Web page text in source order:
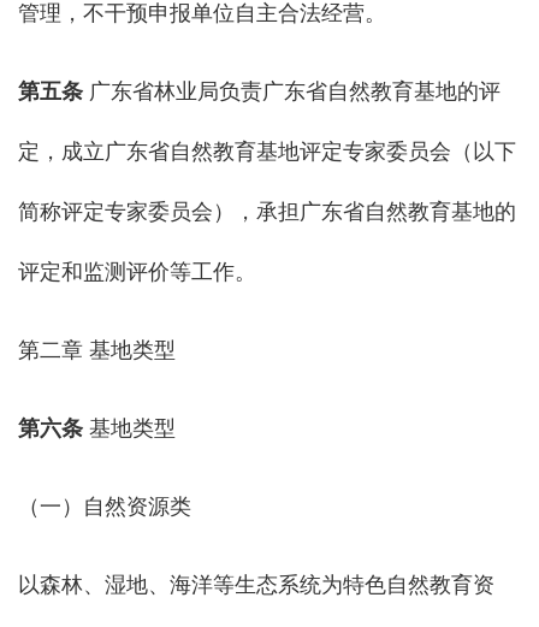
管理，不干预申报单位自主合法经营。
第五条 广东省林业局负责广东省自然教育基地的评
定，成立广东省自然教育基地评定专家委员会（以下
简称评定专家委员会），承担广东省自然教育基地的
评定和监测评价等工作。
第二章 基地类型
第六条 基地类型
（一）自然资源类
以森林、湿地、海洋等生态系统为特色自然教育资